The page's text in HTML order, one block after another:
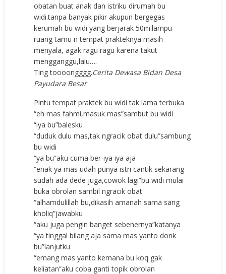
obatan buat anak dan istriku dirumah bu
widi.tanpa banyak pikir akupun bergegas
kerumah bu widi yang berjarak 50m.lampu
ruang tamu n tempat prakteknya masih
menyala, agak ragu ragu karena takut
mengganggu,lalu….
Ting toooongggg.Cerita Dewasa Bidan Desa
Payudara Besar
Pintu tempat praktek bu widi tak lama terbuka
“eh mas fahmi,masuk mas”sambut bu widi
“iya bu”balesku
“duduk dulu mas,tak ngracik obat dulu”sambung
bu widi
“ya bu”aku cuma ber-iya iya aja
“enak ya mas udah punya istri cantik sekarang
sudah ada dede juga,cowok lagi”bu widi mulai
buka obrolan sambil ngracik obat
“alhamdulillah bu,dikasih amanah sama sang
kholiq”jawabku
“aku juga pengin banget sebenernya”katanya
“ya tinggal bilang aja sama mas yanto donk
bu”lanjutku
“emang mas yanto kemana bu koq gak
keliatan”aku coba ganti topik obrolan